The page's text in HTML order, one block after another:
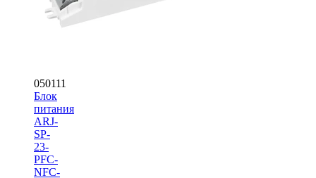
050111
Блок
питания
ARJ-
SP-
23-
PFC-
NFC-